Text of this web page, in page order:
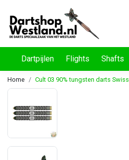
Dartpijlen Flights Shafts
Home Cult 03 90% tungsten darts Swiss